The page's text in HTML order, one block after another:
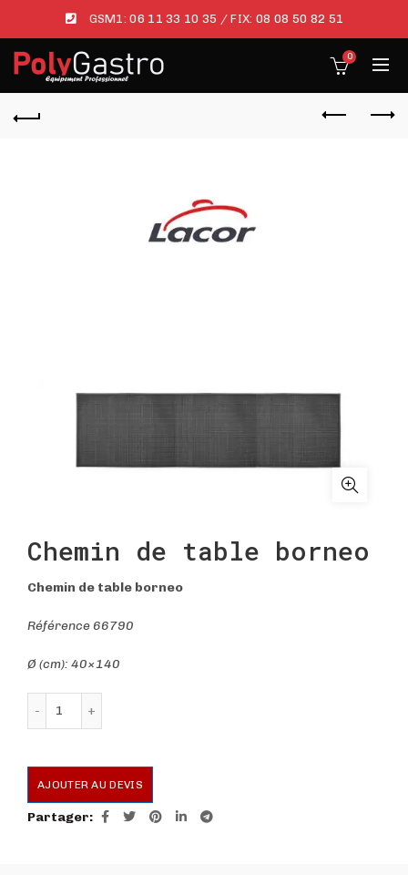
GSM1:06 11 33 10 35 / FIX: 08 08 50 82 51
0
Chemin de table borneo
Chemin de table borneo
Référence 66790
Ø (cm): 40×140
AJOUTER AU DEVIS
Partager